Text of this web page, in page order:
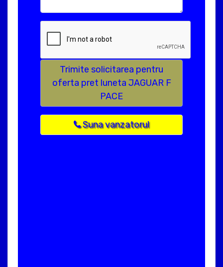
Trimite solicitarea pentru
oferta pret luneta JAGUAR F
PACE
Suna vanzatorul